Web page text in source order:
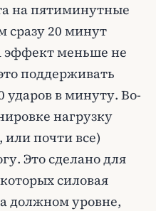
на пятиминутные
сразу 20 минут
эффект меньше не
поддерживать
ударов в минуту. Во-
нагрузку
или почти все)
Это сделано для
силовая
должном уровне,